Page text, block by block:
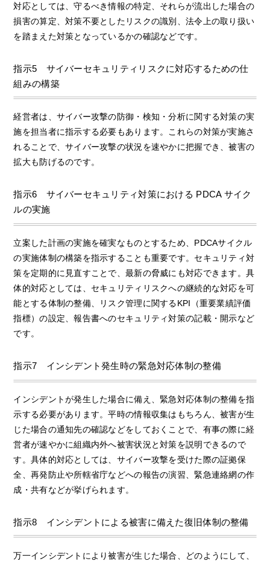
対応としては、守るべき情報の特定、それらが流出した場合の
損害の算定、対策不要としたリスクの識別、法令上の取り扱い
を踏まえた対策となっているかの確認などです。
指示5 サイバーセキュリティリスクに対応するための仕
組みの構築
経営者は、サイバー攻撃の防御・検知・分析に関する対策の実
施を担当者に指示する必要もあります。これらの対策が実施さ
れることで、サイバー攻撃の状況を速やかに把握でき、被害の
拡大も防げるのです。
指示6 サイバーセキュリティ対策における PDCA サイク
ルの実施
立案した計画の実施を確実なものとするため、PDCAサイクル
の実施体制の構築を指示することも重要です。セキュリティ対
策を定期的に見直すことで、最新の脅威にも対応できます。具
体的対応としては、セキュリティリスクへの継続的な対応を可
能とする体制の整備、リスク管理に関するKPI（重要業績評価
指標）の設定、報告書へのセキュリティ対策の記載・開示など
です。
指示7 インシデント発生時の緊急対応体制の整備
インシデントが発生した場合に備え、緊急対応体制の整備を指
示する必要があります。平時の情報収集はもちろん、被害が生
じた場合の通知先の確認などをしておくことで、有事の際に経
営者が速やかに組織内外へ被害状況と対策を説明できるので
す。具体的対応としては、サイバー攻撃を受けた際の証拠保
全、再発防止や所轄省庁などへの報告の演習、緊急連絡網の作
成・共有などが挙げられます。
指示8 インシデントによる被害に備えた復旧体制の整備
万一インシデントにより被害が生じた場合、どのようにして、